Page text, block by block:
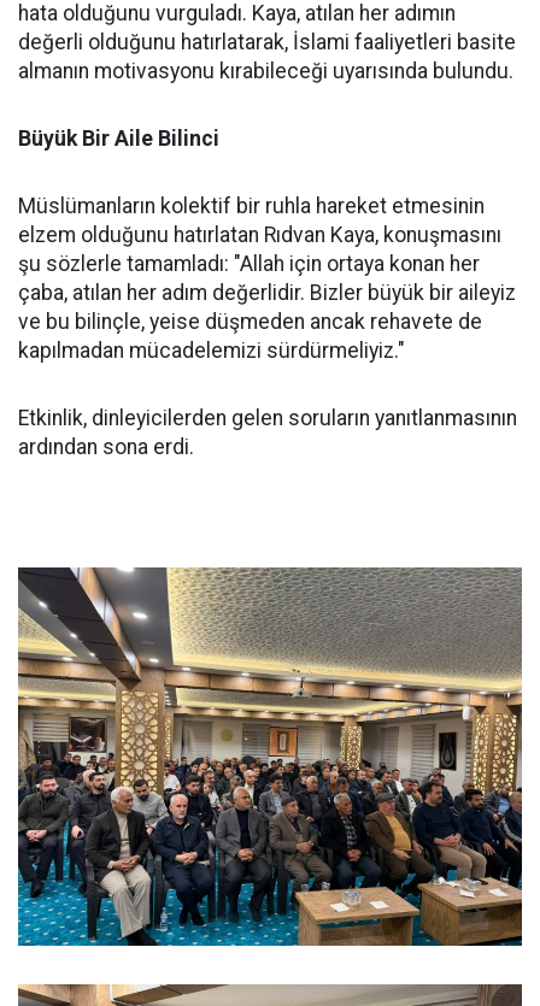
hata olduğunu vurguladı. Kaya, atılan her adımın
değerli olduğunu hatırlatarak, İslami faaliyetleri basite
almanın motivasyonu kırabileceği uyarısında bulundu.
Büyük Bir Aile Bilinci
Müslümanların kolektif bir ruhla hareket etmesinin
elzem olduğunu hatırlatan Rıdvan Kaya, konuşmasını
şu sözlerle tamamladı: "Allah için ortaya konan her
çaba, atılan her adım değerlidir. Bizler büyük bir aileyiz
ve bu bilinçle, yeise düşmeden ancak rehavete de
kapılmadan mücadelemizi sürdürmeliyiz."
Etkinlik, dinleyicilerden gelen soruların yanıtlanmasının
ardından sona erdi.